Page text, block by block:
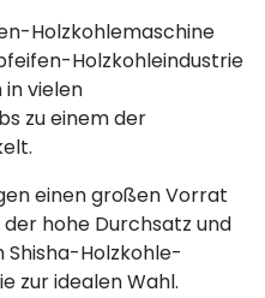
Holzkohlemaschine
Holzkohleindustrie
vielen
zu einem der
einen großen Vorrat
hohe Durchsatz und
Shisha-Holzkohle-
zur idealen Wahl.